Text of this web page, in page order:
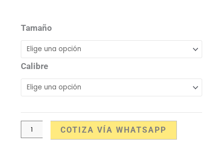
Tamaño
Calibre
Emergencia!
Apertura
Manual
cantidad
COTIZA VÍA WHATSAPP